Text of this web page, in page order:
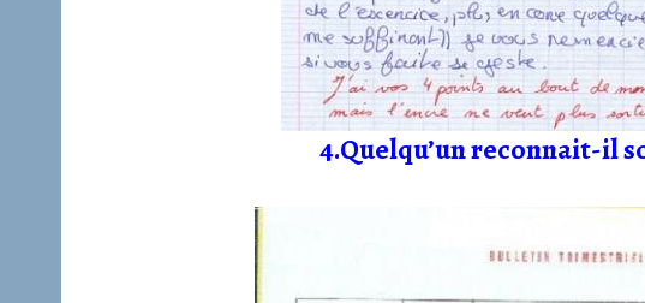
4.Quelqu’un reconnait-il